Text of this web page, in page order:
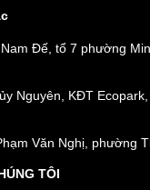
Đế, tổ 7 phường
Nguyên, KĐT Ecopark,
Văn Nghị, phường
TÔI